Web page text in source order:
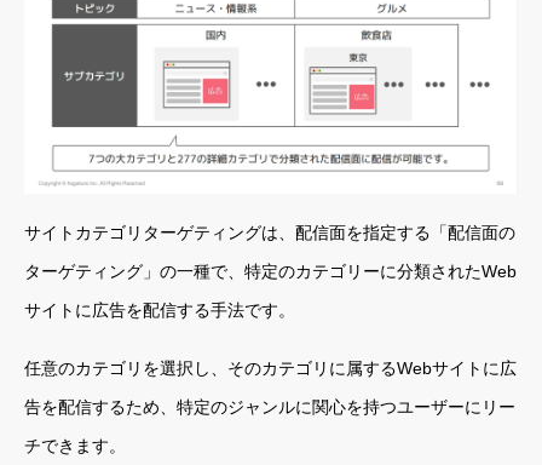
サイトカテゴリターゲティングは、配信面を指定する「配信面の
ターゲティング」の一種で、特定のカテゴリーに分類されたWeb
サイトに広告を配信する手法です。
任意のカテゴリを選択し、そのカテゴリに属するWebサイトに広
告を配信するため、特定のジャンルに関心を持つユーザーにリー
チできます。